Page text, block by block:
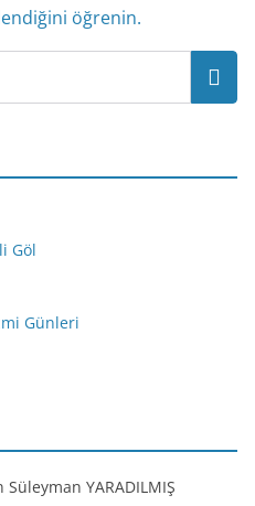
öğrenin.
Göl
Günleri
Süleyman YARADILMIŞ